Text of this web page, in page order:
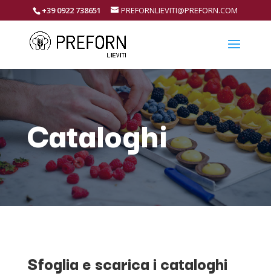
+39 0922 738651 PREFORNLIEVITI@PREFORN.COM
Cataloghi
Sfoglia e scarica i cataloghi